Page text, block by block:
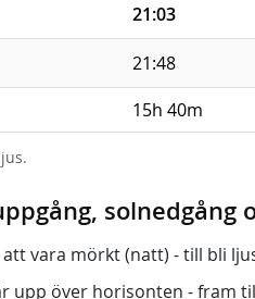
21:03
21:48
15h 40m
solnedgång
vara mörkt (natt) - till bli
upp över horisonten - fram